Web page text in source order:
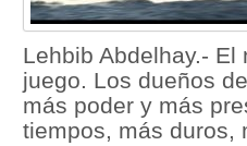
Lehbib Abdelhay.-
juego. Los dueños
más poder y más
tiempos, más duros,